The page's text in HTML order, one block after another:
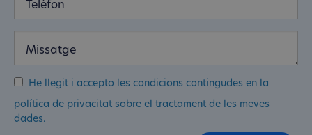
He llegit i accepto les condicions contingudes en la
política de privacitat sobre el tractament de les meves
dades.